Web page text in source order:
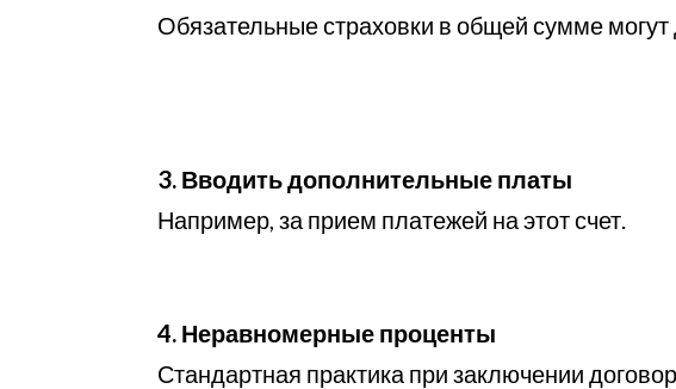
Обязательные страховки в общей сумме
3. Вводить дополнительные платы
Например, за прием платежей на этот счет.
4. Неравномерные проценты
Стандартная практика при заключении